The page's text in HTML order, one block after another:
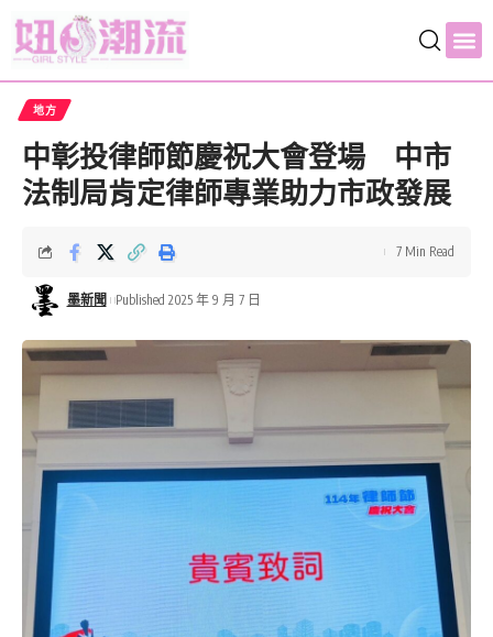
地方
中彰投律師節慶祝大會登場 中市
法制局肯定律師專業助力市政發展
墨新聞 Published 2025 年 9 月 7 日
7 Min Read